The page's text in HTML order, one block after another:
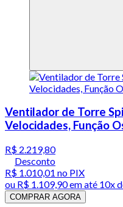
Ventilador de Torre
Velocidades, Função
R$ 2.219,80
Desconto
R$ 1.010,01 no PIX
ou R$ 1.109,90em até 10x
COMPRAR AGORA